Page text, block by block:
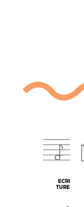
ECRI
TURE